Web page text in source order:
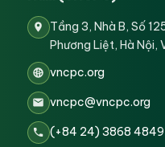
Tầng 3, Nhà B, Số
Phương Liệt, Hà Nội,
vncpc.org
vncpc@vncpc.org
(+84 24) 3868 4849